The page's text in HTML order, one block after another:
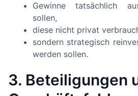
Gewinne tatsächlich
sollen,
diese nicht privat
sondern strategisch
werden sollen.
3. Beteiligungen